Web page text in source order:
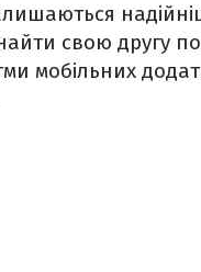
свою другу
мобільних